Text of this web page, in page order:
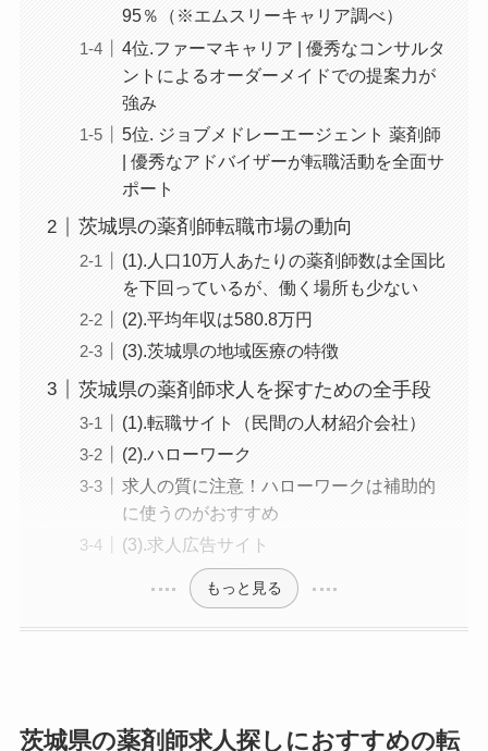
95％（※エムスリーキャリア調べ）
4位.ファーマキャリア | 優秀なコンサルタ
ントによるオーダーメイドでの提案力が
強み
5位. ジョブメドレーエージェント 薬剤師
| 優秀なアドバイザーが転職活動を全面サ
ポート
茨城県の薬剤師転職市場の動向
(1).人口10万人あたりの薬剤師数は全国比
を下回っているが、働く場所も少ない
(2).平均年収は580.8万円
(3).茨城県の地域医療の特徴
茨城県の薬剤師求人を探すための全手段
(1).転職サイト（民間の人材紹介会社）
(2).ハローワーク
求人の質に注意！ハローワークは補助的
に使うのがおすすめ
(3).求人広告サイト
もっと見る
茨城県の薬剤師求人探しにおすすめの転